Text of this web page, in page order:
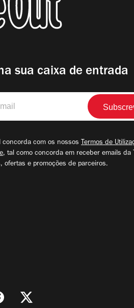
sua caixa de entrada
concorda com os nossos Termos de
, tal como concorda em receber emails da
ofertas e promoções de parceiros.